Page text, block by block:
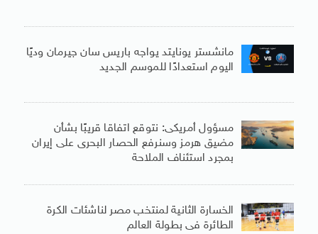
مانشستر يونايتد يواجه باريس سان جيرمان وديًا
اليوم استعدادًا للموسم الجديد
مسؤول أمريكى: نتوقع اتفاقا قريبًا بشأن
مضيق هرمز وسنرفع الحصار البحرى على إيران
بمجرد استئناف الملاحة
الخسارة الثانية لمنتخب مصر لناشئات الكرة
الطائرة فى بطولة العالم